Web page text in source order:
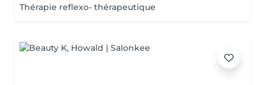
Thérapie reflexo- thérapeutique